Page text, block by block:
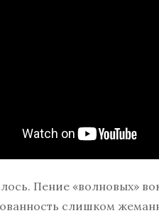
Пение «волновых»
слишком